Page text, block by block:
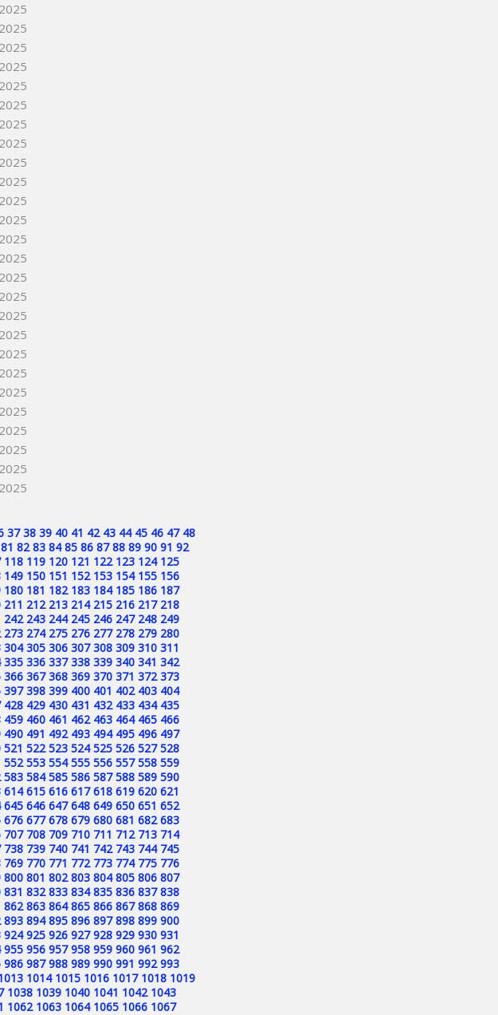
37 38 39 40 41 42 43 44 45 46 47 48
81 82 83 84 85 86 87 88 89 90 91 92
118 119 120 121 122 123 124 125
149 150 151 152 153 154 155 156
180 181 182 183 184 185 186 187
211 212 213 214 215 216 217 218
242 243 244 245 246 247 248 249
273 274 275 276 277 278 279 280
304 305 306 307 308 309 310 311
335 336 337 338 339 340 341 342
366 367 368 369 370 371 372 373
397 398 399 400 401 402 403 404
428 429 430 431 432 433 434 435
459 460 461 462 463 464 465 466
490 491 492 493 494 495 496 497
521 522 523 524 525 526 527 528
552 553 554 555 556 557 558 559
583 584 585 586 587 588 589 590
614 615 616 617 618 619 620 621
645 646 647 648 649 650 651 652
676 677 678 679 680 681 682 683
707 708 709 710 711 712 713 714
738 739 740 741 742 743 744 745
769 770 771 772 773 774 775 776
800 801 802 803 804 805 806 807
831 832 833 834 835 836 837 838
862 863 864 865 866 867 868 869
893 894 895 896 897 898 899 900
924 925 926 927 928 929 930 931
955 956 957 958 959 960 961 962
986 987 988 989 990 991 992 993
1014 1015 1016 1017 1018 1019
1038 1039 1040 1041 1042 1043
1062 1063 1064 1065 1066 1067